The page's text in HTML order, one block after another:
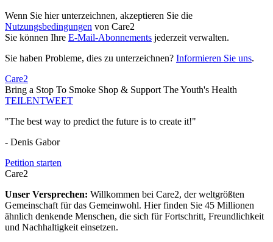
Wenn Sie hier unterzeichnen, akzeptieren Sie die
Nutzungsbedingungen von Care2
Sie können Ihre E-Mail-Abonnements jederzeit verwalten.
Sie haben Probleme, dies zu unterzeichnen? Informieren Sie uns.
Care2
Bring a Stop To Smoke Shop & Support The Youth's Health
TEILENTWEET
"The best way to predict the future is to create it!"
- Denis Gabor
Petition starten
Care2
Unser Versprechen: Willkommen bei Care2, der weltgrößten
Gemeinschaft für das Gemeinwohl. Hier finden Sie 45 Millionen
ähnlich denkende Menschen, die sich für Fortschritt, Freundlichkeit
und Nachhaltigkeit einsetzen.